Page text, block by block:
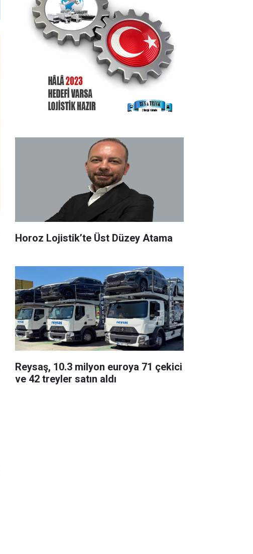
Horoz Lojistik’te Üst Düzey Atama
Reysaş, 10.3 milyon euroya 71 çekici
ve 42 treyler satın aldı